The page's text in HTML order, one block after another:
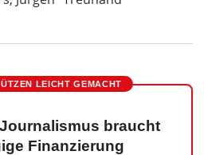
LEICHT GEMACHT
braucht
Finanzierung